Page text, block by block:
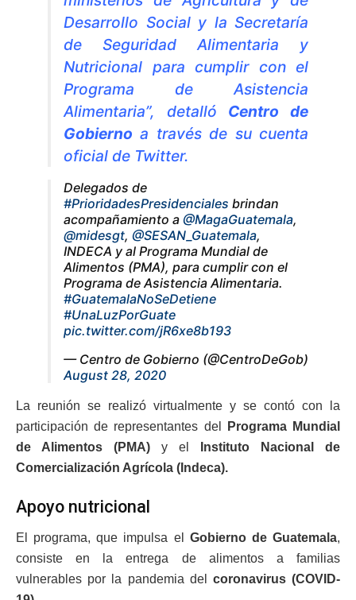
Desarrollo Social y la Secretaría
de Seguridad Alimentaria y
Nutricional para cumplir con el
Programa de Asistencia
Alimentaria”, detalló Centro de
Gobierno a través de su cuenta
oficial de Twitter.
Delegados de
#PrioridadesPresidenciales brindan
acompañamiento a @MagaGuatemala,
@midesgt, @SESAN_Guatemala,
INDECA y al Programa Mundial de
Alimentos (PMA), para cumplir con el
Programa de Asistencia Alimentaria.
#GuatemalaNoSeDetiene
#UnaLuzPorGuate
pic.twitter.com/jR6xe8b193
— Centro de Gobierno (@CentroDeGob)
August 28, 2020
La reunión se realizó virtualmente y se contó con la
participación de representantes del
Programa Mundial
de Alimentos
(PMA) y el
Instituto Nacional de
Comercialización Agrícola (Indeca).
Apoyo nutricional
El programa, que impulsa el Gobierno de Guatemala,
consiste en la entrega de alimentos a familias
vulnerables por la pandemia del coronavirus (COVID-